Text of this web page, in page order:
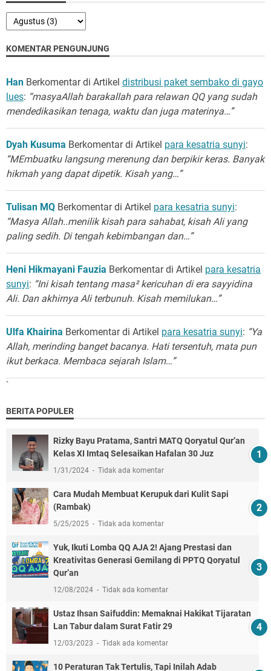
KOMENTAR PENGUNJUNG
Han Berkomentar di Artikel distribusi paket sembako di gayo
lues: “masyaAllah barakallah para relawan QQ yang sudah
mendedikasikan tenaga, waktu dan juga materinya…”
Dyah Kusuma Berkomentar di Artikel para kesatria sunyi:
“MEmbuatku langsung merenung dan berpikir keras. Banyak
hikmah yang dapat dipetik. Kisah yang…”
Tulisan MQ Berkomentar di Artikel para kesatria sunyi:
“Masya Allah..menilik kisah para sahabat, kisah Ali yang
paling sedih. Di tengah kebimbangan dan…”
Heni Hikmayani Fauzia Berkomentar di Artikel para kesatria
sunyi: “Ini kisah tentang masa² kericuhan di era sayyidina
Ali. Dan akhirnya Ali terbunuh. Kisah memilukan…”
Ulfa Khairina Berkomentar di Artikel para kesatria sunyi: “Ya
Allah, merinding banget bacanya. Hati tersentuh, mata pun
ikut berkaca. Membaca sejarah Islam…”
`
BERITA POPULER
Rizky Bayu Pratama, Santri MATQ Qoryatul Qur’an
Kelas XI Imtaq Selesaikan Hafalan 30 Juz
1/31/2024 Tidak ada komentar
Cara Mudah Membuat Kerupuk dari Kulit Sapi
(Rambak)
5/25/2025 Tidak ada komentar
Yuk, Ikuti Lomba QQ AJA 2! Ajang Prestasi dan
Kreativitas Generasi Gemilang di PPTQ Qoryatul
Qur’an
12/08/2024 Tidak ada komentar
Ustaz Ihsan Saifuddin: Memaknai Hakikat Tijaratan
Lan Tabur dalam Surat Fatir 29
12/03/2023 Tidak ada komentar
10 Peraturan Tak Tertulis, Tapi Inilah Adab